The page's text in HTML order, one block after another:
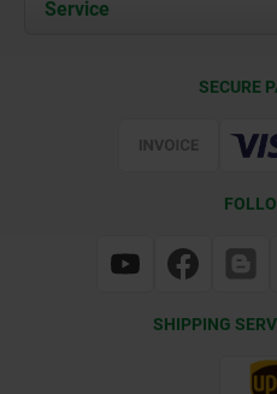
Contact
Service
SECURE
SHIPPING